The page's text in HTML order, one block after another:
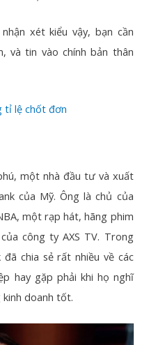
xét kiểu vậy, bạn cần
và tin vào chính bản thân
tỉ lệ chốt đơn
một nhà đầu tư và xuất
của Mỹ. Ông là chủ của
một rạp hát, hãng phim
công ty AXS TV. Trong
chia sẻ rất nhiều về các
hay gặp phải khi họ nghĩ
doanh tốt.